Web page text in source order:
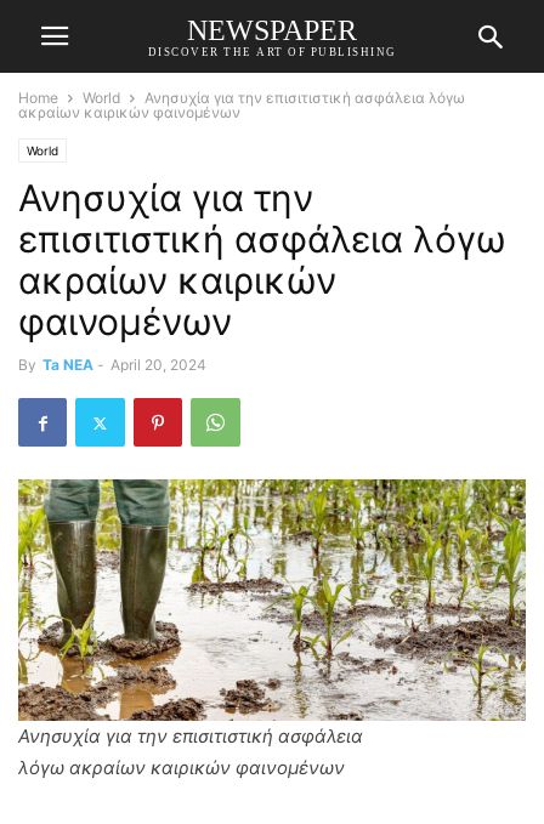
NEWSPAPER
DISCOVER THE ART OF PUBLISHING
Home World
Ανησυχία για την επισιτιστική ασφάλεια λόγω
ακραίων καιρικών φαινομένων
World
Ανησυχία για την
επισιτιστική ασφάλεια λόγω
ακραίων καιρικών
φαινομένων
By Ta NEA - April 20, 2024
Ανησυχία για την επισιτιστική ασφάλεια
λόγω ακραίων καιρικών φαινομένων